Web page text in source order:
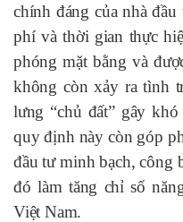
chính đáng của nhà
phí và thời gian thực
phóng mặt bằng và
không còn xảy ra tình
lưng “chủ đất” gây
quy định này còn góp
đầu tư minh bạch, công
đó làm tăng chỉ số
Việt Nam.